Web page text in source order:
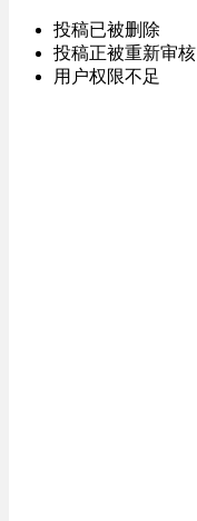
投稿已被删除
投稿正被重新审核
用户权限不足